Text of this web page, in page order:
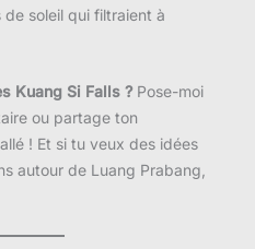
de soleil qui filtraient à
Kuang Si Falls ?Pose-moi
ou partage ton
! Et si tu veux des idées
autour de Luang Prabang,